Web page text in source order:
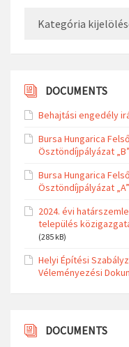
DOCUMENTS
Behajtási engedély
Bursa Hungarica
Ösztöndíjpályázat
Bursa Hungarica
Ösztöndíjpályázat
2024. évi
település
(285 kB)
Helyi Építési
Véleményezési
DOCUMENTS